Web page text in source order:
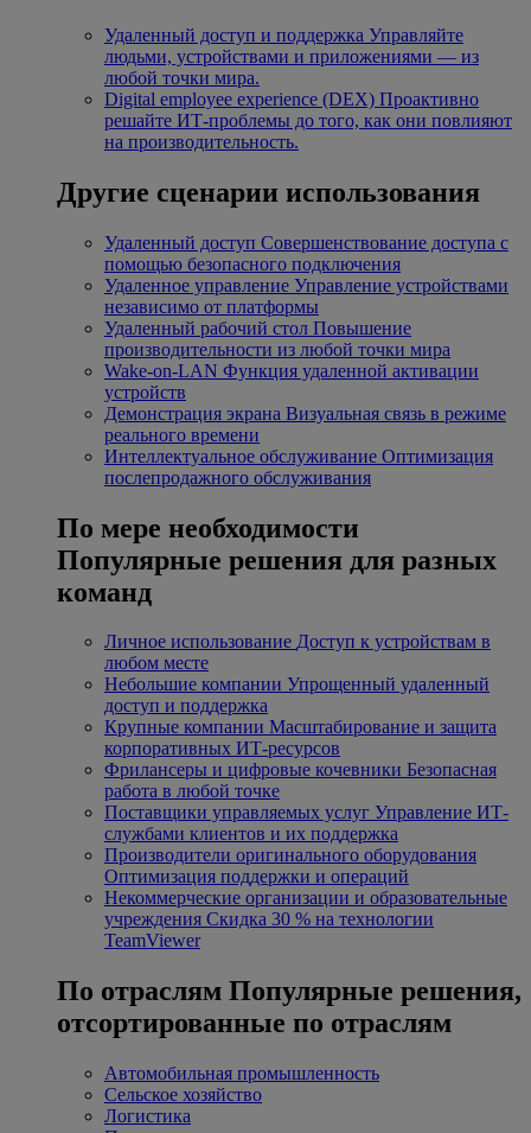
Удаленный доступ и поддержка Управляйте
людьми, устройствами и приложениями — из
любой точки мира.
Digital employee experience (DEX) Проактивно
решайте ИТ-проблемы до того, как они повлияют
на производительность.
Другие сценарии использования
Удаленный доступ Совершенствование доступа с
помощью безопасного подключения
Удаленное управление Управление устройствами
независимо от платформы
Удаленный рабочий стол Повышение
производительности из любой точки мира
Wake-on-LAN Функция удаленной активации
устройств
Демонстрация экрана Визуальная связь в режиме
реального времени
Интеллектуальное обслуживание Оптимизация
послепродажного обслуживания
По мере необходимости
Популярные решения для разных
команд
Личное использование Доступ к устройствам в
любом месте
Небольшие компании Упрощенный удаленный
доступ и поддержка
Крупные компании Масштабирование и защита
корпоративных ИТ-ресурсов
Фрилансеры и цифровые кочевники Безопасная
работа в любой точке
Поставщики управляемых услуг Управление ИТ-
службами клиентов и их поддержка
Производители оригинального оборудования
Оптимизация поддержки и операций
Некоммерческие организации и образовательные
учреждения Скидка 30 % на технологии
TeamViewer
По отраслям Популярные решения,
отсортированные по отраслям
Автомобильная промышленность
Сельское хозяйство
Логистика